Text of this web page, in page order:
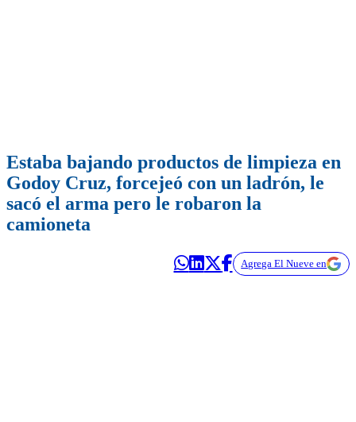
Estaba bajando productos de limpieza en
Godoy Cruz, forcejeó con un ladrón, le
sacó el arma pero le robaron la
camioneta
Agrega El Nueve en